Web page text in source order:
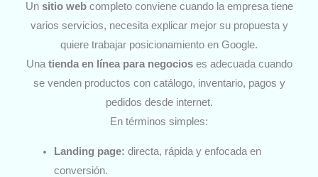
Un sitio webcompleto conviene cuando la empresa tiene
varios servicios, necesita explicar mejor su propuesta y
quiere trabajar posicionamiento en Google.
Una tienda en línea para negocioses adecuada cuando
se venden productos con catálogo, inventario, pagos y
pedidos desde internet.
En términos simples:
Landing page: directa, rápida y enfocada en
conversión.